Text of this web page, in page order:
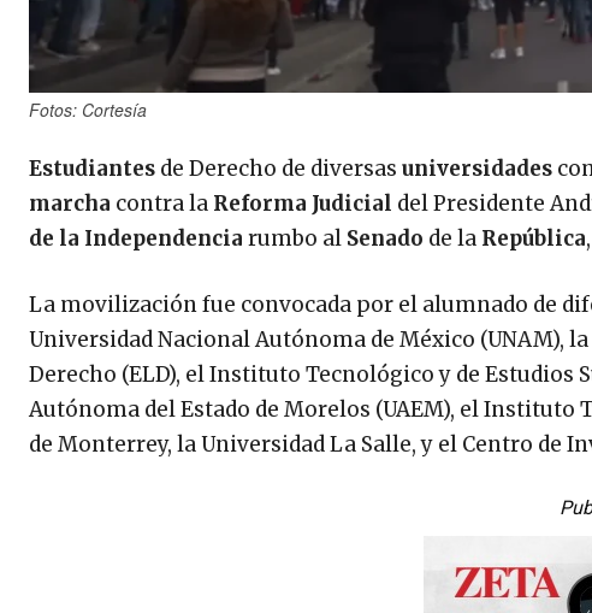
Fotos: Cortesía
Estudiantes de Derecho de diversas universidades
marcha contra la Reforma Judicial del Presidente
de la Independencia rumbo al Senado de la República
La movilización fue convocada por el alumnado de
Universidad Nacional Autónoma de México (UNAM),
Derecho (ELD), el Instituto Tecnológico y de Estudios
Autónoma del Estado de Morelos (UAEM), el
de Monterrey, la Universidad La Salle, y el Centro de